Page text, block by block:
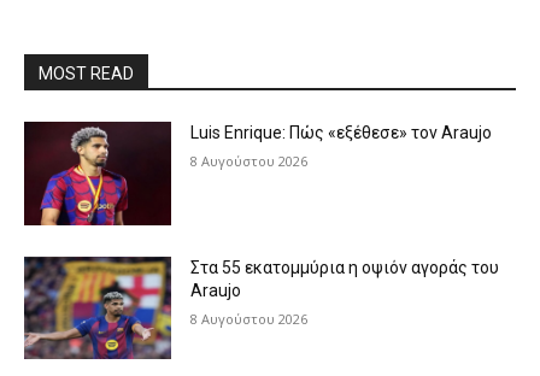
MOST READ
Luis Enrique: Πώς «εξέθεσε» τον Araujo
8 Αυγούστου 2026
Στα 55 εκατομμύρια η οψιόν αγοράς του
Araujo
8 Αυγούστου 2026